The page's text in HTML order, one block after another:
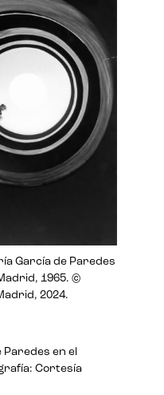
García de Paredes
1965. ©
2024.
en el
Cortesía